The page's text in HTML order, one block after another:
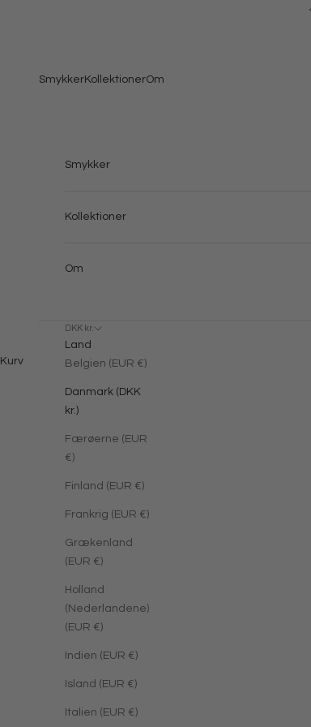
SmykkerKollektionerOm
Smykker
Kollektioner
Om
DKK kr.
Land
Belgien (EUR €)
Danmark (DKK
kr.)
Færøerne (EUR
€)
Finland (EUR €)
Frankrig (EUR €)
Grækenland
(EUR €)
Holland
(Nederlandene)
(EUR €)
Indien (EUR €)
Island (EUR €)
Italien (EUR €)
Kurv